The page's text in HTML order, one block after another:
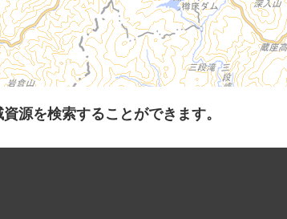
源を検索することができます。